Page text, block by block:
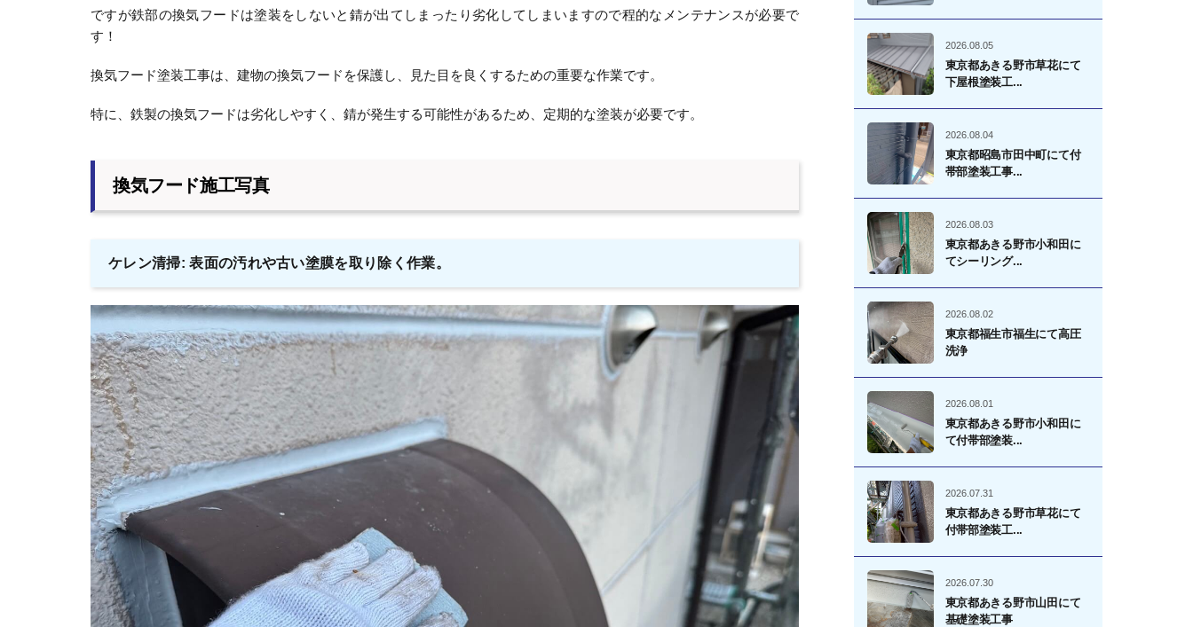
ですが鉄部の換気フードは塗装をしないと錆が出てしまったり劣化してしまいますので程的なメンテナンスが必要で
す！
換気フード塗装工事は、建物の換気フードを保護し、見た目を良くするための重要な作業です。
特に、鉄製の換気フードは劣化しやすく、錆が発生する可能性があるため、定期的な塗装が必要です。
換気フード施工写真
ケレン清掃: 表面の汚れや古い塗膜を取り除く作業。
2026.08.05
東京都あきる野市草花にて
下屋根塗装工...
2026.08.04
東京都昭島市田中町にて付
帯部塗装工事...
2026.08.03
東京都あきる野市小和田に
てシーリング...
2026.08.02
東京都福生市福生にて高圧
洗浄
2026.08.01
東京都あきる野市小和田に
て付帯部塗装...
2026.07.31
東京都あきる野市草花にて
付帯部塗装工...
2026.07.30
東京都あきる野市山田にて
基礎塗装工事